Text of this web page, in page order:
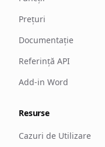
Prețuri
Documentație
Referință API
Add-in Word
Resurse
Cazuri de Utilizare